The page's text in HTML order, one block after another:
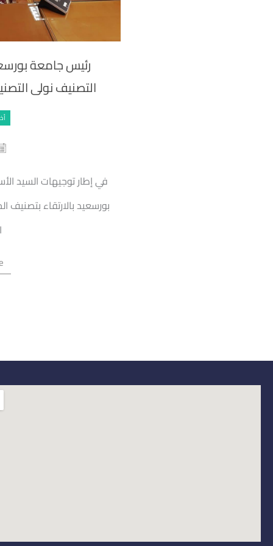
رئيس جامعة
التصنيف نولى
في إطار توجيهات السيد
بورسعيد بالارتقاء